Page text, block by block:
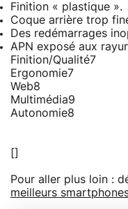
Finition « plastique ».
Coque arrière trop
Des redémarrages
APN exposé aux
Finition/Qualité7
Ergonomie7
Web8
Multimédia9
Autonomie8
Pour aller plus loin :
meilleurs